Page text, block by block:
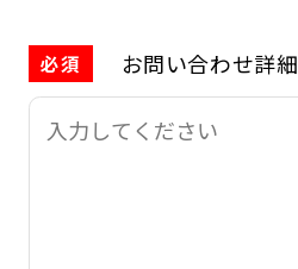
必須 お問い合わせ詳細